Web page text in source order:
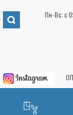
Пн-Вс: с